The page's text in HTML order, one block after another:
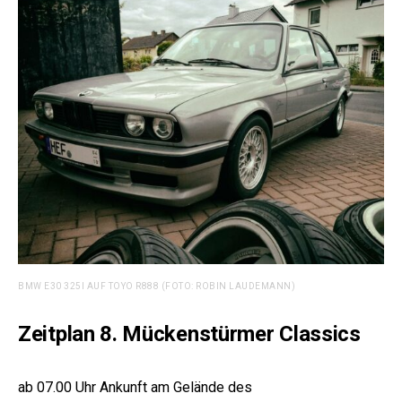
BMW E30 325I AUF TOYO R888 (FOTO: ROBIN LAUDEMANN)
Zeitplan 8. Mückenstürmer Classics
ab 07.00 Uhr Ankunft am Gelände des